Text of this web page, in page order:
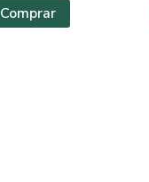
Comprar